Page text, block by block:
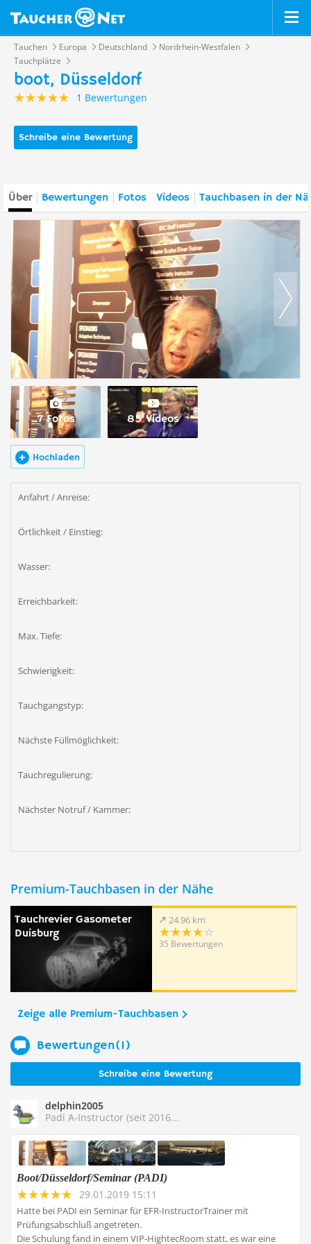
Tauchen Europa Deutschland
Nordrhein-Westfalen
Tauchplätze
boot, Düsseldorf
1 Bewertungen
Schreibe eine Bewertung
Über Bewertungen Fotos Videos Tauchbasen in der
7 Fotos 85 Videos
Hochladen
Anfahrt / Anreise:
Örtlichkeit / Einstieg:
Wasser:
Erreichbarkeit:
Max. Tiefe:
Schwierigkeit:
Tauchgangstyp:
Nächste Füllmöglichkeit:
Tauchregulierung:
Nächster Notruf / Kammer:
Premium-Tauchbasen in der Nähe
Tauchrevier Gasometer
Duisburg
24.96 km
35 Bewertungen
Zeige alle Premium-Tauchbasen
Bewertungen(1)
Schreibe eine Bewertung
delphin2005
Padi A-Instructor (seit 2016...
Boot/Düsseldorf/Seminar (PADI)
29.01.2019 15:11
Hatte bei PADI ein Seminar für EFR-InstructorTrainer mit
Prüfungsabschluß angetreten.
Die Schulung fand in einem VIP-HightecRoom statt, es war eine